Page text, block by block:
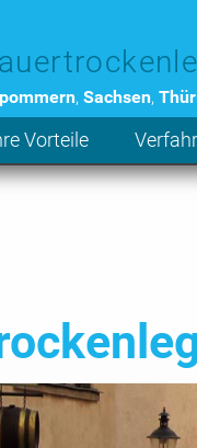
, Sachsen,
Vorteile